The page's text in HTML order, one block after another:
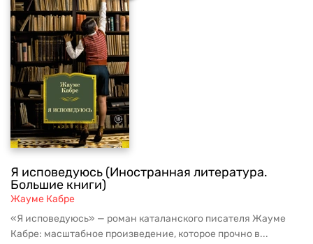
Я исповедуюсь (Иностранная литература.
Большие книги)
Жауме Кабре
«Я исповедуюсь» — роман каталанского писателя Жауме
Кабре: масштабное произведение, которое прочно в...